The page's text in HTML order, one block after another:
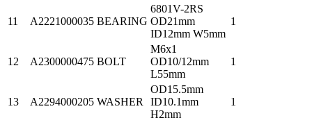
11 A2221000035 BEARING
6801V-2RS
OD21mm
ID12mm W5mm
1
12 A2300000475 BOLT
M6x1
OD10/12mm
L55mm
1
13 A2294000205 WASHER
OD15.5mm
ID10.1mm
H2mm
1